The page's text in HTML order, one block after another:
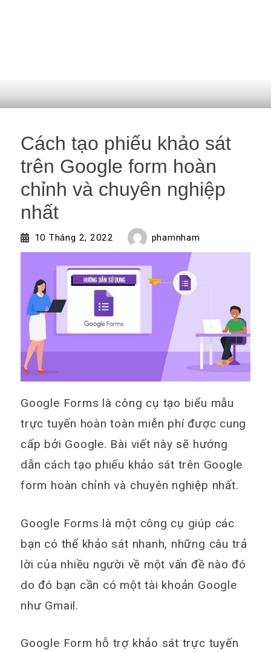
Cách tạo phiếu khảo sát
trên Google form hoàn
chỉnh và chuyên nghiệp
nhất
10 Tháng 2, 2022 phamnham
Google Forms là công cụ tạo biểu mẫu
trực tuyến hoàn toàn miễn phí được cung
cấp bởi Google. Bài viết này sẽ hướng
dẫn cách tạo phiếu khảo sát trên Google
form hoàn chỉnh và chuyên nghiệp nhất.
Google Forms là một công cụ giúp các
bạn có thể khảo sát nhanh, những câu trả
lời của nhiều người về một vấn đề nào đó
do đó bạn cần có một tài khoản Google
như Gmail.
Google Form hỗ trợ khảo sát trực tuyến